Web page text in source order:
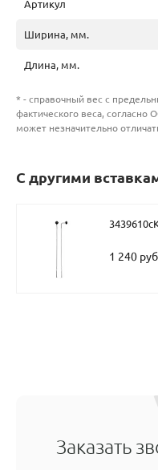
Артикул
Ширина, мм.
Длина, мм.
* - справочный вес с
фактического веса,
может незначительно
С другими
1 240
Заказать